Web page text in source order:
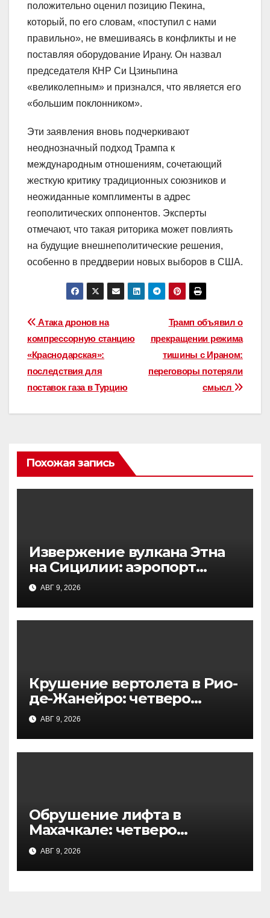
положительно оценил позицию Пекина,
который, по его словам, «поступил с нами
правильно», не вмешиваясь в конфликты и не
поставляя оборудование Ирану. Он назвал
председателя КНР Си Цзиньпина
«великолепным» и признался, что является его
«большим поклонником».
Эти заявления вновь подчеркивают
неоднозначный подход Трампа к
международным отношениям, сочетающий
жесткую критику традиционных союзников и
неожиданные комплименты в адрес
геополитических оппонентов. Эксперты
отмечают, что такая риторика может повлиять
на будущие внешнеполитические решения,
особенно в преддверии новых выборов в США.
Навигация
по
записям
Трамп объявил о
прекращении режима
тишины с Ираном:
переговоры потеряли
смысл
Атака дронов на
компрессорную станцию
«Краснодарская»:
последствия для
поставок газа в Турцию
Похожая запись
Извержение вулкана Этна
на Сицилии: аэропорт
Катании приостановил
работу
АВГ 9, 2026
Крушение вертолета в Рио-
де-Жанейро: четверо
погибших в национальном
парке, начато
расследование
АВГ 9, 2026
Обрушение лифта в
Махачкале: четверо
пострадавших из-за
перегруза
АВГ 9, 2026